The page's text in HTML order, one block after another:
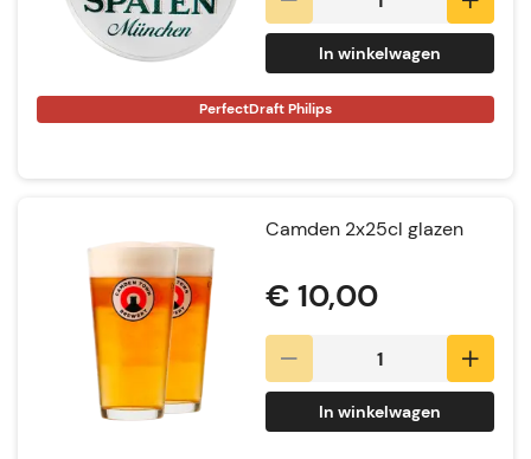
In winkelwagen
PerfectDraft Philips
Camden 2x25cl glazen
€ 10,00
In winkelwagen